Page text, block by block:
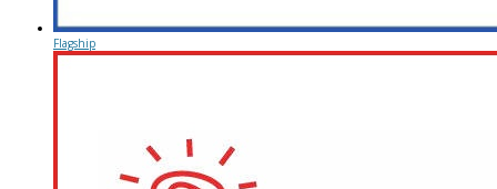
Flagship